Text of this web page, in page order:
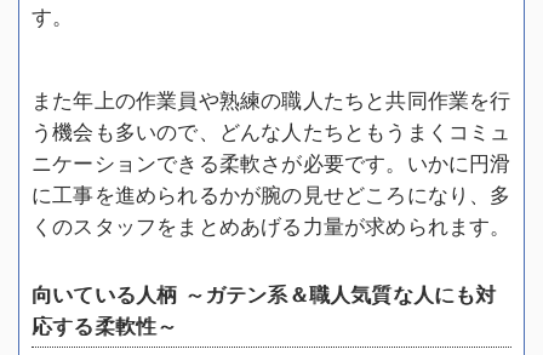
す。
また年上の作業員や熟練の職人たちと共同作業を行
う機会も多いので、どんな人たちともうまくコミュ
ニケーションできる柔軟さが必要です。いかに円滑
に工事を進められるかが腕の見せどころになり、多
くのスタッフをまとめあげる力量が求められます。
向いている人柄 ～ガテン系＆職人気質な人にも対
応する柔軟性～